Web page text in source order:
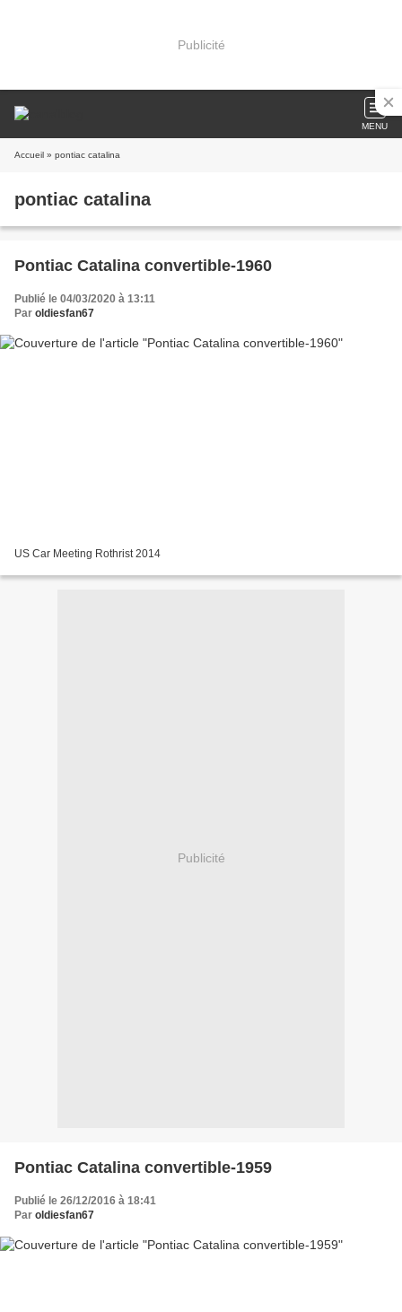
Publicité
MENU
Accueil » pontiac catalina
pontiac catalina
Pontiac Catalina convertible-1960
Publié le 04/03/2020 à 13:11
Par oldiesfan67
US Car Meeting Rothrist 2014
Publicité
Pontiac Catalina convertible-1959
Publié le 26/12/2016 à 18:41
Par oldiesfan67